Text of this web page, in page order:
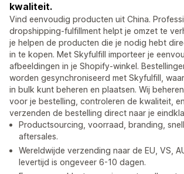
kwaliteit.
Vind eenvoudig producten uit China.
dropshipping-fulfillment helpt je omzet te
je helpen de producten die je nodig hebt
in te kopen. Met Skyfulfill importeer je
afbeeldingen in je Shopify-winkel.
worden gesynchroniseerd met Skyfulfill,
in bulk kunt beheren en plaatsen. Wij
voor je bestelling, controleren de kwaliteit,
verzenden de bestelling direct naar je
Productsourcing, voorraad, branding,
aftersales.
Wereldwijde verzending naar de EU, VS,
levertijd is ongeveer 6-10 dagen.